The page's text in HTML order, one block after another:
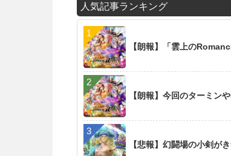
人気記事ランキング
【朗報】「雲上の
【朗報】今回のターミン
【悲報】幻闘場の小剣が